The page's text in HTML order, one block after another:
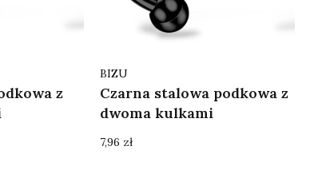
z
Czarna stalowa podkowa z
dwoma kulkami
Producent
BIZU
Cena
7,96 zł